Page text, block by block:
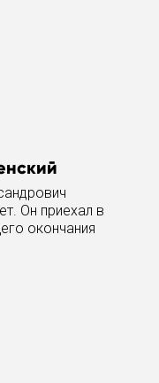
Он приехал в
окончания
Московского
в